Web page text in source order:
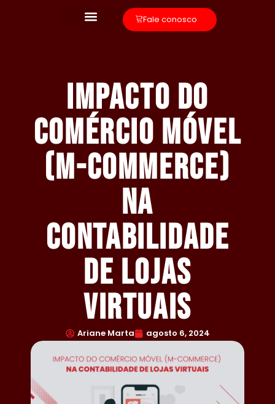
Fale conosco
Impacto do
Comércio Móvel
(M-commerce)
na
Contabilidade
de Lojas
Virtuais
Ariane Marta agosto 6, 2024